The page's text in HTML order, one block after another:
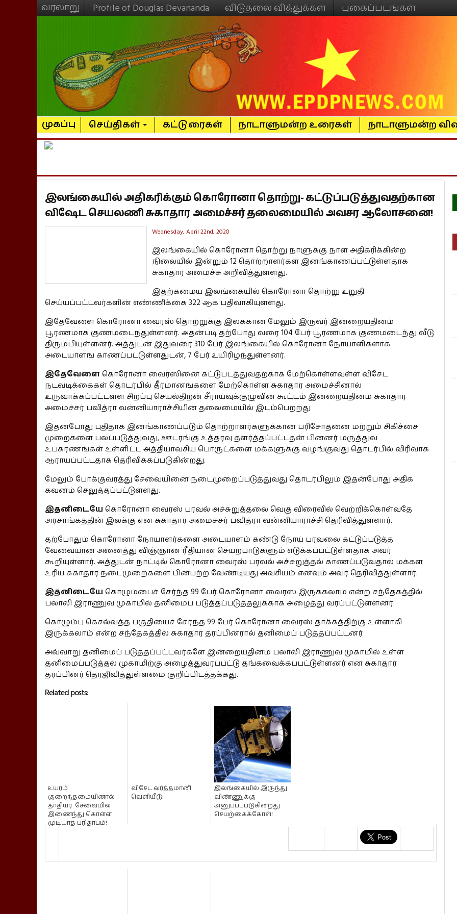
வரலாறு Profile of Douglas Devananda விடுதலை வித்துக்கள் புகைப்படங்கள்
முகப்பு செய்திகள் கட்டுரைகள் நாடாளுமன்ற உரைகள் நாடாளுமன்ற
இலங்கையில் அதிகரிக்கும் கொரோனா தொற்று- கட்டுப்படுத்துவதற்கான
விஷேட செயலணி சுகாதார அமைச்சர் தலைமையில் அவசர ஆலோசனை!
Wednesday, April 22nd, 2020
இலங்கையில் கொரோனா தொற்று நாளுக்கு நாள் அதிகரிக்கின்ற
நிலையில் இன்றும் 12 தொற்றாளர்கள் இனங்காணப்பட்டுள்ளதாக
சுகாதார அமைச்சு அறிவித்துள்ளது.
இதற்கமைய இலங்கையில் கொரோனா தொற்று உறுதி
செய்யப்பட்டவர்களின் எண்ணிக்கை 322 ஆக பதிவாகியுள்ளது.
இதேவேளை கொரோனா வைரஸ் தொற்றுக்கு இலக்கான மேலும் இருவர் இன்றையதினம்
பூரணமாக குணமடைந்துள்ளனர். அதன்படி தற்போது வரை 104 பேர் பூரணமாக குணமடைந்து வீடு
திரும்பியுள்ளனர். அத்துடன் இதுவரை 310 பேர் இலங்கையில் கொரோனா நோயாளிகளாக
அடையாளங் காணப்பட்டுள்ளதுடன், 7 பேர் உயிரிழந்துள்ளனர்.
இதேவேளை கொரோனா வைரஸினை கட்டுபடத்துவதற்காக மேற்கொள்ளவுள்ள விசேட
நடவடிக்கைகள் தொடர்பில் தீர்மானங்களை மேற்கொள்ள சுகாதார அமைச்சினால்
உருவாக்கப்பட்டள்ள சிறப்பு செயல்திறன் சீராய்வுக்குழுவின் கூட்டம் இன்றையதினம் சுகாதார
அமைச்சர் பவித்ரா வன்னியாராச்சியின் தலைமையில் இடம்பெற்றது
இதன்போது புதிதாக இனங்காணப்படும் தொற்றாளர்களுக்கான பரிசோதனை மற்றும் சிகிச்சை
முறைகளை பலப்படுத்துவது, ஊடரங்கு உத்தரவு தளர்த்தப்பட்டதன் பின்னர் மருத்துவ
உபகரணங்கள் உள்ளிட்ட அத்தியாவசிய பொருட்களை மக்களுக்கு வழங்குவது தொடர்பில் விரிவாக
ஆராயப்பட்டதாக தெரிவிக்கப்படுகின்றது.
மேலும் போக்குவரத்து சேவையினை நடைமுறைப்படுத்துவது தொடர்பிலும் இதன்போது அதிக
கவனம் செலுத்தப்பட்டுள்ளது.
இதனிடையே கொரோனா வைரஸ் பரவல் அச்சுறுத்தலை வெகு விரைவில் வெற்றிக்கொள்வதே
அரசாங்கத்தின் இலக்கு என சுகாதார அமைச்சர் பவித்ரா வன்னியாராச்சி தெரிவித்துள்ளார்.
தற்போதும் கொரோனா நோயாளர்களை அடையாளம் கண்டு நோய் பரவலை கட்டுப்படுத்த
வேவையான அனைத்து விஞ்ஞான ரீதியான செயற்பாடுகளும் எடுக்கப்பட்டுள்ளதாக அவர்
கூறியுள்ளார். அத்துடன் நாட்டில் கொரோனா வைரஸ் பரவல் அச்சுறுத்தல் காணப்படுவதால் மக்கள்
உரிய சுகாதார நடைமுறைகளை பினபற்ற வேண்டியது அவசியம் எனவும் அவர் தெரிவித்துள்ளார்.
இதனிடையே கொழும்பைச் சேர்ந்த 99 பேர் கொரோனா வைரஸ் இருக்கலாம் என்ற சந்தேகத்தில்
பலாலி இராணுவ முகாமில் தனிமைப் படுத்தப்படுத்தலுக்காக அழைத்து வரப்பட்டுள்ளனர்.
கொழும்பு கெசல்வத்த பகுதியைச் சேர்ந்த 99 பேர் கொரோனா வைரஸ் தாக்கத்திற்கு உள்ளாகி
இருக்கலாம் என்ற சந்தேகத்தில் சுகாதார தரப்பினரால் தனிமைப் படுத்தப்பட்டனர்
அவ்வாறு தனிமைப் படுத்தப்பட்டவர்களே இன்றையதினம் பலாலி இராணுவ முகாமில் உள்ள
தனிமைப்படுத்தல் முகாமிற்கு அழைத்துவரப்பட்டு தங்கவைக்கப்பட்டுள்ளனர் என சுகாதார
தரப்பினர் தெரஜிவித்துள்ளமை குறிப்பிடத்தக்கது.
Related posts:
உயரம்
குறைந்தமையினால்
தாதியர் சேவையில்
இணைந்து கொள்ள
முடியாத பரிதாபம்!
விசேட வர்த்தமானி
வெளியீடு!
இலங்கையில் இருந்து
விண்ணுக்கு
அனுப்பப்படுகின்றது
செயற்கைக்கோள்!